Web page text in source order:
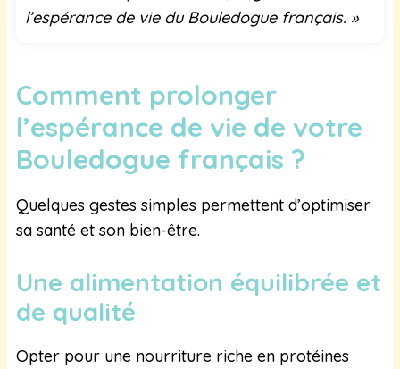
l’espérance de vie du Bouledogue français. »
Comment prolonger
l’espérance de vie de votre
Bouledogue français ?
Quelques gestes simples permettent d’optimiser
sa santé et son bien-être.
Une alimentation équilibrée et
de qualité
Opter pour une nourriture riche en protéines